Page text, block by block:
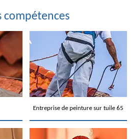
compétences
Entreprise de peinture sur tuile 65